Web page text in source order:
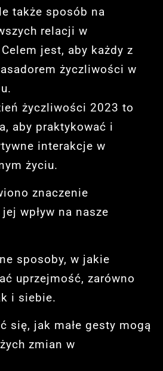
także sposób na
relacji w
jest, aby każdy z
życzliwości w
życzliwości 2023 to
aby praktykować i
interakcje w
życiu.
znaczenie
wpływ na nasze
sposoby, w jakie
uprzejmość, zarówno
i siebie.
się, jak małe gesty mogą
zmian w